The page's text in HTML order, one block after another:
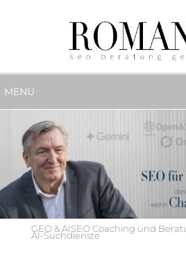
MENU
GEO & AISEO Coaching und
AI-Suchdienste